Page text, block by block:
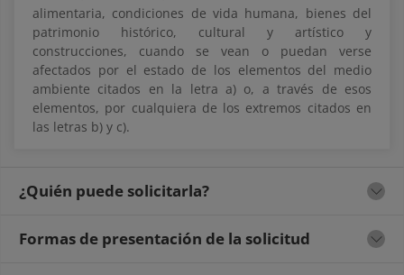
alimentaria, condiciones de vida humana, bienes del
patrimonio histórico, cultural y artístico y
construcciones, cuando se vean o puedan verse
afectados por el estado de los elementos del medio
ambiente citados en la letra a) o, a través de esos
elementos, por cualquiera de los extremos citados en
las letras b) y c).
¿Quién puede solicitarla?
Formas de presentación de la solicitud